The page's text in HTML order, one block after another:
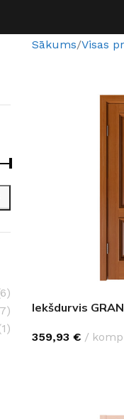
Sākums Visas
Iekšdurvis
359,93 €